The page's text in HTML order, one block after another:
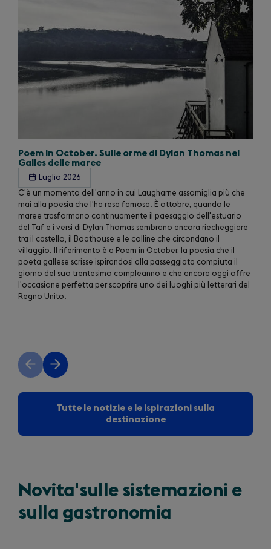
Poem in October. Sulle orme di Dylan Thomas nel
Galles delle maree
Luglio 2026
C'è un momento dell'anno in cui Laugharne assomiglia più che
mai alla poesia che l'ha resa famosa. È ottobre, quando le
maree trasformano continuamente il paesaggio dell'estuario
del Taf e i versi di Dylan Thomas sembrano ancora riecheggiare
tra il castello, il Boathouse e le colline che circondano il
villaggio. Il riferimento è a Poem in October, la poesia che il
poeta gallese scrisse ispirandosi alla passeggiata compiuta il
giorno del suo trentesimo compleanno e che ancora oggi offre
l'occasione perfetta per scoprire uno dei luoghi più letterari del
Regno Unito.
Previous
slide
Next
slide
Tutte le notizie e le ispirazioni sulla
destinazione
Novita'sulle sistemazioni e
sulla gastronomia